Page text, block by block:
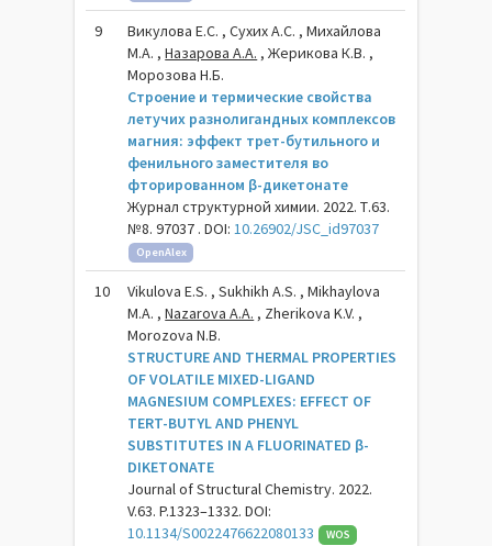
9
Викулова Е.С. , Сухих А.С. , Михайлова
М.А. ,Назарова А.А. , Жерикова К.В. ,
Морозова Н.Б.
Строение и термические свойства
летучих разнолигандных комплексов
магния: эффект трет-бутильного и
фенильного заместителя во
фторированном β-дикетонате
Журнал структурной химии. 2022. Т.63.
№8. 97037 . DOI:10.26902/JSC_id97037
OpenAlex
10
Vikulova E.S. , Sukhikh A.S. , Mikhaylova
M.A. ,Nazarova A.A. , Zherikova K.V. ,
Morozova N.B.
STRUCTURE AND THERMAL PROPERTIES
OF VOLATILE MIXED-LIGAND
MAGNESIUM COMPLEXES: EFFECT OF
TERT-BUTYL AND PHENYL
SUBSTITUTES IN A FLUORINATED β-
DIKETONATE
Journal of Structural Chemistry. 2022.
V.63. P.1323–1332. DOI:
10.1134/S0022476622080133
WOS